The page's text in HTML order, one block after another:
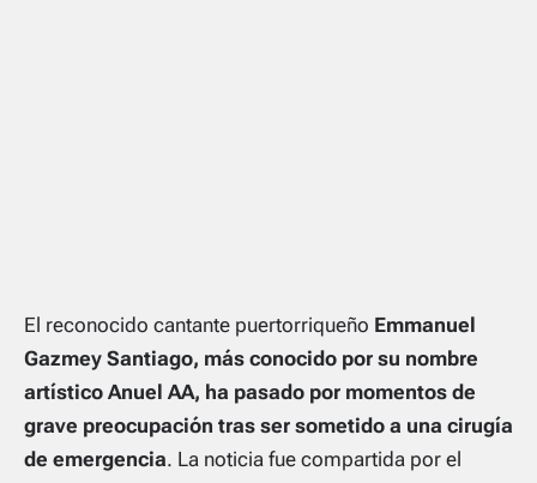
El reconocido cantante puertorriqueño Emmanuel
Gazmey Santiago, más conocido por su nombre
artístico Anuel AA, ha pasado por momentos de
grave preocupación tras ser sometido a una cirugía
de emergencia. La noticia fue compartida por el